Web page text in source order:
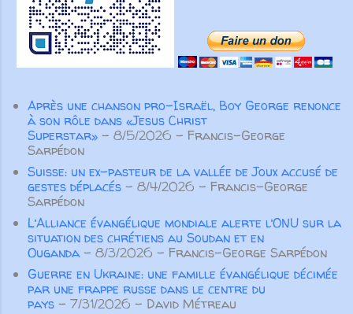
de sa vie, afin d’apprendre à
craindre le Seigneur, son Dieu, et à
observer toute...
par toutes les articulations dont il
est pourvu. Ainsi, lorsque chaque
partie fonctionne comme elle doit, le
corps entier grandit et se construit
15-16 ). Pour Paul l’important n’est
pas tant d’éviter de parler de
de colporter des médisances ou
des mensonges, mais surtout de
participeront à la croissance
spirituelle des autres croyants. Pas
seulement des paroles aimables qui
“font du bien au corps”, m...
Après une chanson pro-Israël, Boy George renonce
à son rôle dans «Jesus Christ
Superstar» - 8/5/2026 - Francis-George
Sarpédon
Suisse: un ex-pasteur de la vallée de Joux accusé de
gestes déplacés - 8/4/2026 - Francis-George
Sarpédon
L’Alliance évangélique mondiale alerte l’ONU sur la
situation des chrétiens au Soudan et en
Ouganda - 8/3/2026 - Francis-George Sarpédon
Guerre en Ukraine: une famille évangélique décimée
par une frappe russe dans le centre du
pays - 7/31/2026 - David Métreau